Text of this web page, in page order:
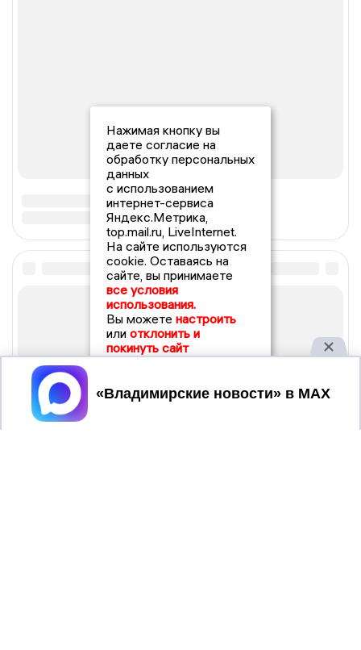
Нажимая кнопку вы
даете согласие на
обработку персональных
данных
с использованием
интернет-сервиса
Яндекс.Метрика,
top.mail.ru, LiveInternet.
На сайте используются
cookie. Оставаясь на
сайте, вы принимаете
все условия
использования.
Вы можете настроить
или отклонить и
покинуть сайт
Принять